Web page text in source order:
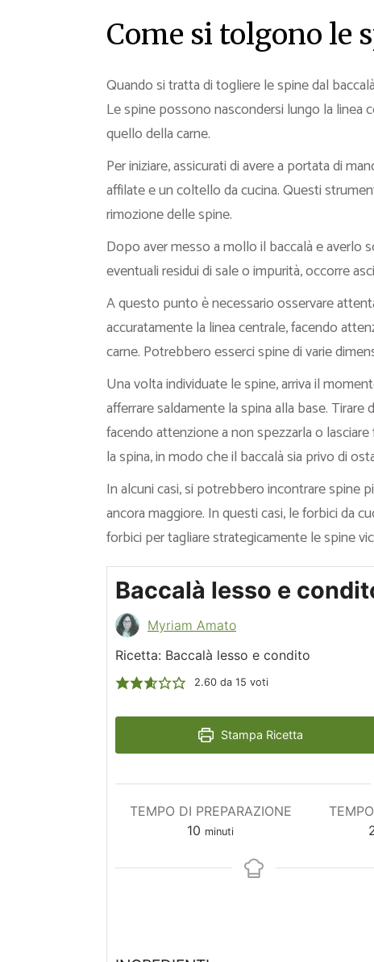
Come si tolgono le
Quando si tratta di togliere le spine dal
Le spine possono nascondersi lungo la linea
quello della carne.
Per iniziare, assicurati di avere a portata di
affilate e un coltello da cucina. Questi
rimozione delle spine.
Dopo aver messo a mollo il baccalà e averlo
eventuali residui di sale o impurità, occorre
A questo punto è necessario osservare
accuratamente la linea centrale, facendo
carne. Potrebbero esserci spine di varie
Una volta individuate le spine, arriva il
afferrare saldamente la spina alla base.
facendo attenzione a non spezzarla o
la spina, in modo che il baccalà sia privo di
In alcuni casi, si potrebbero incontrare spine
ancora maggiore. In questi casi, le forbici da
forbici per tagliare strategicamente le spine
Baccalà lesso e
Myriam Amato
Ricetta: Baccalà lesso e condito
2.60da 15 voti
Stampa Ricetta
TEMPO DI PREPARAZIONE
10 minuti
minuti